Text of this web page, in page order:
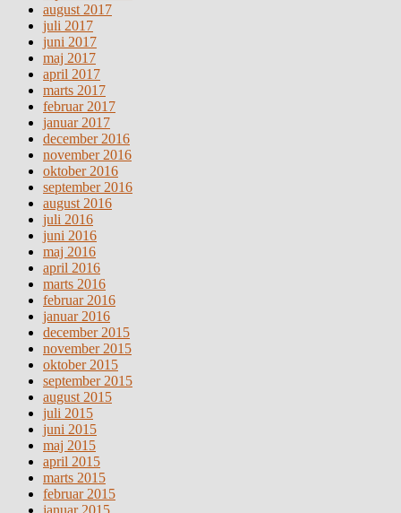
august 2017
juli 2017
juni 2017
maj 2017
april 2017
marts 2017
februar 2017
januar 2017
december 2016
november 2016
oktober 2016
september 2016
august 2016
juli 2016
juni 2016
maj 2016
april 2016
marts 2016
februar 2016
januar 2016
december 2015
november 2015
oktober 2015
september 2015
august 2015
juli 2015
juni 2015
maj 2015
april 2015
marts 2015
februar 2015
januar 2015